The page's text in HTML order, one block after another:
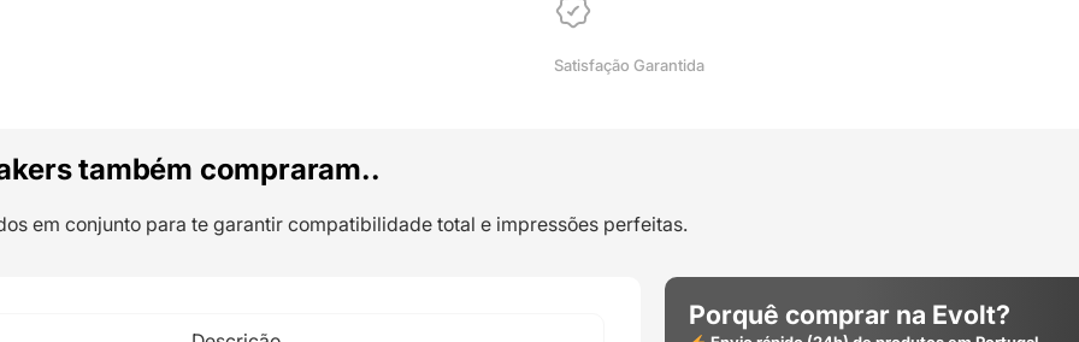
Satisfação Garantida
também compraram..
em conjunto para te garantir compatibilidade total e impressões perfeitas.
Porquê comprar na Evolt?